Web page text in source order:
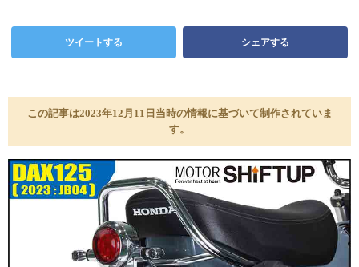
ツイートする シェアする
この記事は2023年12月11日当時の情報に基づいて制作されていま
す。